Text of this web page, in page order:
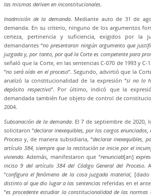
las mismas deriven en inconstitucionales.
Inadmisión de la demanda. Mediante auto de 31 de
demanda. En su criterio, ninguno de los argumentos
certeza, pertinencia y suficiencia, exigidos por la
demandantes “no presentaron ningún argumento que
juzgada y, por tanto, por qué la Corte es competente para
señaló que la Corte, en las sentencias C-070 de 1993 y
“no será oído en el proceso”. Segundo, advirtió que la
analizó la constitucionalidad de la expresión “si no lo
depósito respectivo”. Por último, indicó que la
demandada también fue objeto de control de
2004.
Subsanación de la demanda. El 7 de septiembre de 2020,
solicitaron “declarar inexequibles, por los cargos
Proceso y, de manera subsidiaria, “declarar inexequibles,
artículo 384, siempre que la restitución se inicie por el
vivienda. Además, manifestaron que “renunciab[an]
inciso 9 del artículo 384 del Código General del Proceso.
“configura el fenómeno de la cosa juzgada material, [dado
distinto al que dio lugar a las sentenciasreferidas en el
“es procedente estudiar la constitucionalidad de las